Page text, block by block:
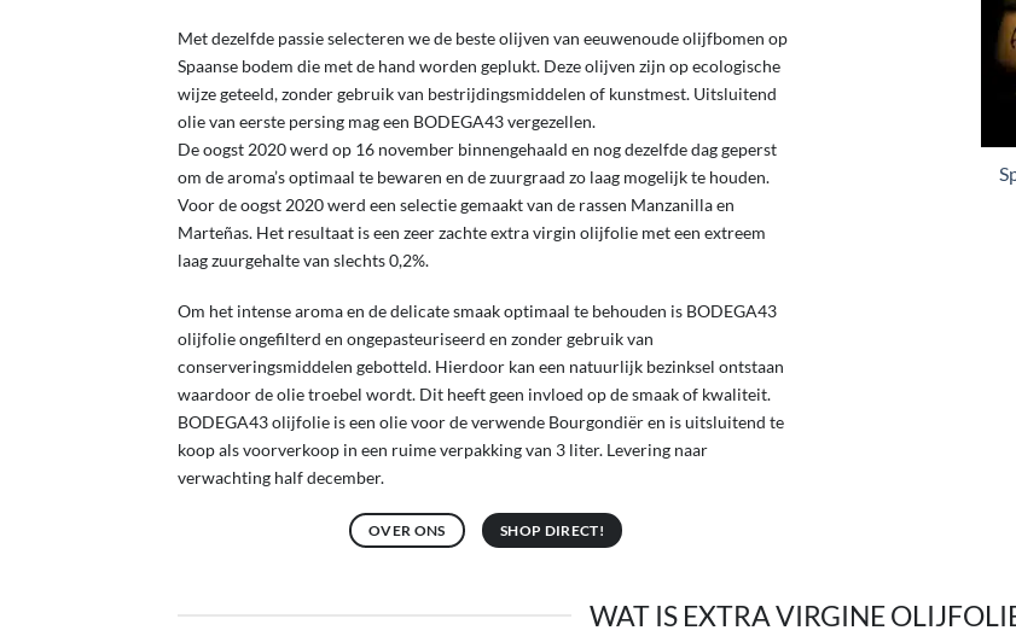
Met dezelfde passie selecteren we de beste olijven van eeuwenoude olijfbomen op
Spaanse bodem die met de hand worden geplukt. Deze olijven zijn op ecologische
wijze geteeld, zonder gebruik van bestrijdingsmiddelen of kunstmest. Uitsluitend
olie van eerste persing mag een BODEGA43 vergezellen.
De oogst 2020 werd op 16 november binnengehaald en nog dezelfde dag geperst
om de aroma’s optimaal te bewaren en de zuurgraad zo laag mogelijk te houden.
Voor de oogst 2020 werd een selectie gemaakt van de rassen Manzanilla en
Marteñas. Het resultaat is een zeer zachte extra virgin olijfolie met een extreem
laag zuurgehalte van slechts 0,2%.
Om het intense aroma en de delicate smaak optimaal te behouden is BODEGA43
olijfolie ongefilterd en ongepasteuriseerd en zonder gebruik van
conserveringsmiddelen gebotteld. Hierdoor kan een natuurlijk bezinksel ontstaan
waardoor de olie troebel wordt. Dit heeft geen invloed op de smaak of kwaliteit.
BODEGA43 olijfolie is een olie voor de verwende Bourgondiër en is uitsluitend te
koop als voorverkoop in een ruime verpakking van 3 liter. Levering naar
verwachting half december.
OVER ONS SHOP DIRECT!
WAT IS EXTRA VIRGINE